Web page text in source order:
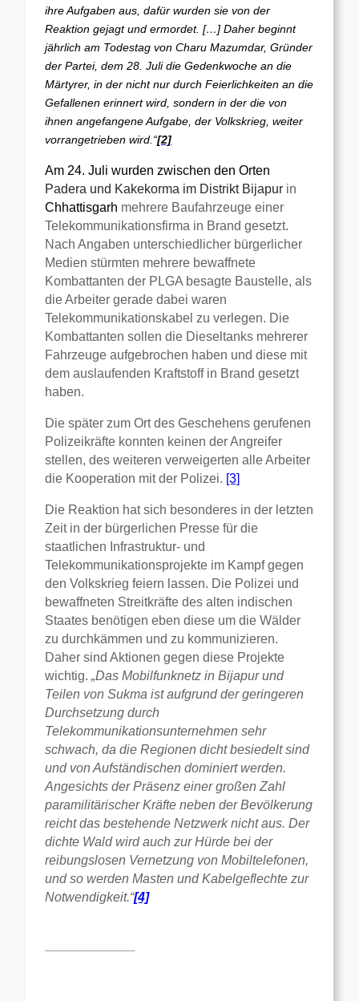
ihre Aufgaben aus, dafür wurden sie von der
Reaktion gejagt und ermordet. […] Daher beginnt
jährlich am Todestag von Charu Mazumdar, Gründer
der Partei, dem 28. Juli die Gedenkwoche an die
Märtyrer, in der nicht nur durch Feierlichkeiten an die
Gefallenen erinnert wird, sondern in der die von
ihnen angefangene Aufgabe, der Volkskrieg, weiter
vorrangetrieben wird.“[2]
Am 24. Juli wurden zwischen den Orten
Padera und Kakekorma im Distrikt Bijapur in
Chhattisgarh mehrere Baufahrzeuge einer
Telekommunikationsfirma in Brand gesetzt.
Nach Angaben unterschiedlicher bürgerlicher
Medien stürmten mehrere bewaffnete
Kombattanten der PLGA besagte Baustelle, als
die Arbeiter gerade dabei waren
Telekommunikationskabel zu verlegen. Die
Kombattanten sollen die Dieseltanks mehrerer
Fahrzeuge aufgebrochen haben und diese mit
dem auslaufenden Kraftstoff in Brand gesetzt
haben.
Die später zum Ort des Geschehens gerufenen
Polizeikräfte konnten keinen der Angreifer
stellen, des weiteren verweigerten alle Arbeiter
die Kooperation mit der Polizei. [3]
Die Reaktion hat sich besonderes in der letzten
Zeit in der bürgerlichen Presse für die
staatlichen Infrastruktur- und
Telekommunikationsprojekte im Kampf gegen
den Volkskrieg feiern lassen. Die Polizei und
bewaffneten Streitkräfte des alten indischen
Staates benötigen eben diese um die Wälder
zu durchkämmen und zu kommunizieren.
Daher sind Aktionen gegen diese Projekte
wichtig. „Das Mobilfunknetz in Bijapur und
Teilen von Sukma ist aufgrund der geringeren
Durchsetzung durch
Telekommunikationsunternehmen sehr
schwach, da die Regionen dicht besiedelt sind
und von Aufständischen dominiert werden.
Angesichts der Präsenz einer großen Zahl
paramilitärischer Kräfte neben der Bevölkerung
reicht das bestehende Netzwerk nicht aus. Der
dichte Wald wird auch zur Hürde bei der
reibungslosen Vernetzung von Mobiltelefonen,
und so werden Masten und Kabelgeflechte zur
Notwendigkeit.“[4]